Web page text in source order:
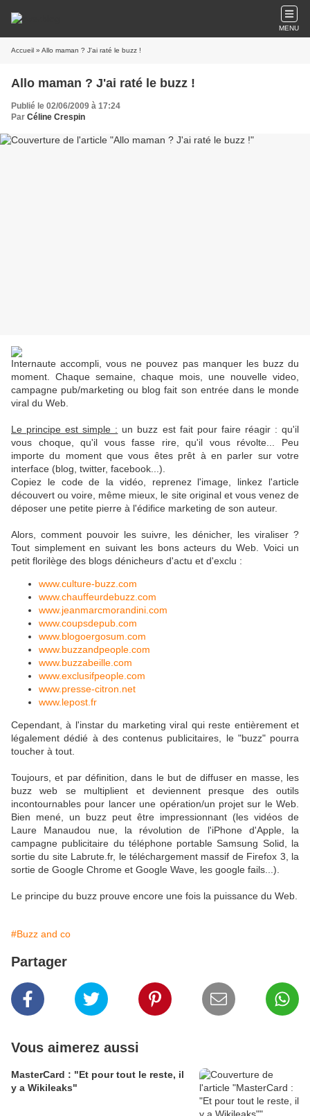
MENU
Accueil » Allo maman ? J'ai raté le buzz !
Allo maman ? J'ai raté le buzz !
Publié le 02/06/2009 à 17:24
Par Céline Crespin
Internaute accompli, vous ne pouvez pas manquer les buzz du
moment. Chaque semaine, chaque mois, une nouvelle video,
campagne pub/marketing ou blog fait son entrée dans le monde
viral du Web.
Le principe est simple : un buzz est fait pour faire réagir : qu'il
vous choque, qu'il vous fasse rire, qu'il vous révolte... Peu
importe du moment que vous êtes prêt à en parler sur votre
interface (blog, twitter, facebook...).
Copiez le code de la vidéo, reprenez l'image, linkez l'article
découvert ou voire, même mieux, le site original et vous venez de
déposer une petite pierre à l'édifice marketing de son auteur.
Alors, comment pouvoir les suivre, les dénicher, les viraliser ?
Tout simplement en suivant les bons acteurs du Web. Voici un
petit florilège des blogs dénicheurs d'actu et d'exclu :
www.culture-buzz.com
www.chauffeurdebuzz.com
www.jeanmarcmorandini.com
www.coupsdepub.com
www.blogoergosum.com
www.buzzandpeople.com
www.buzzabeille.com
www.exclusifpeople.com
www.presse-citron.net
www.lepost.fr
Cependant, à l'instar du marketing viral qui reste entièrement et
légalement dédié à des contenus publicitaires, le "buzz" pourra
toucher à tout.
Toujours, et par définition, dans le but de diffuser en masse, les
buzz web se multiplient et deviennent presque des outils
incontournables pour lancer une opération/un projet sur le Web.
Bien mené, un buzz peut être impressionnant (les vidéos de
Laure Manaudou nue, la révolution de l'iPhone d'Apple, la
campagne publicitaire du téléphone portable Samsung Solid, la
sortie du site Labrute.fr, le téléchargement massif de Firefox 3, la
sortie de Google Chrome et Google Wave, les google fails...).
Le principe du buzz prouve encore une fois la puissance du Web.
#Buzz and co
Partager
Vous aimerez aussi
MasterCard : "Et pour tout le reste, il
y a Wikileaks"